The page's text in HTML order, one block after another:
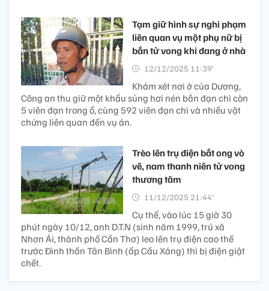
Tạm giữ hình sự nghi phạm
liên quan vụ một phụ nữ bị
bắn tử vong khi đang ở nhà
12/12/2025 11:39’
Khám xét nơi ở của Dương,
Công an thu giữ một khẩu súng hơi nén bắn đạn chì còn
5 viên đạn trong ổ, cùng 592 viên đạn chì và nhiều vật
chứng liên quan đến vụ án.
Trèo lên trụ điện bắt ong vò
vẽ, nam thanh niên tử vong
thương tâm
11/12/2025 21:44’
Cụ thể, vào lúc 15 giờ 30
phút ngày 10/12, anh D.T.N (sinh năm 1999, trú xã
Nhơn Ái, thành phố Cần Thơ) leo lên trụ điện cao thế
trước Đình thần Tân Bình (ấp Cầu Xáng) thì bị điện giật
chết.